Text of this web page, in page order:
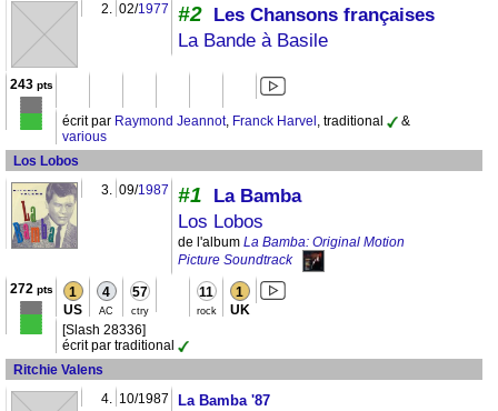
2. 02/1977 #2 Les Chansons françaises
La Bande à Basile
243pts
écrit par Raymond Jeannot, Franck Harvel , traditional
&
various
Los Lobos
3. 09/1987 #1
La Bamba
Los Lobos
de l'album La Bamba: Original Motion
Picture Soundtrack
272 pts 1
US
4
AC
57
ctry
11
rock
1
UK
[Slash 28336]
écrit par traditional
Ritchie Valens
4. 10/1987
La Bamba '87